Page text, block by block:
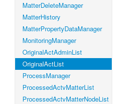
MatterDeleteManager
MatterHistory
MatterPropertyDataManager
MonitoringManager
OriginalActAdminList
OriginalActList
ProcessManager
ProcessedActvMatterList
ProcessedActvMatterNodeList